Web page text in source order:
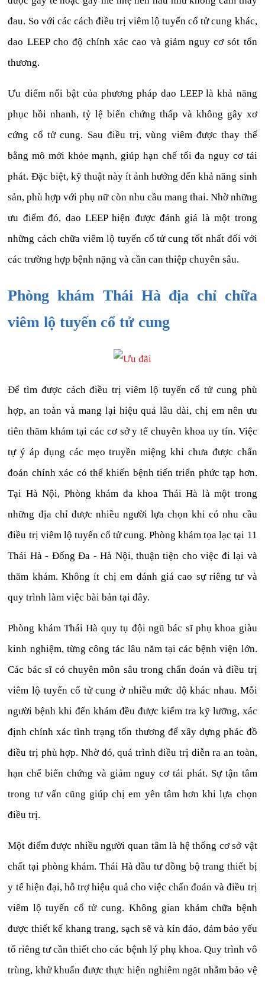
đau. So với các cách điều trị viêm lộ tuyến cổ tử cung khác,
dao LEEP cho độ chính xác cao và giảm nguy cơ sót tổn
thương.
Ưu điểm nổi bật của phương pháp dao LEEP là khả năng
phục hồi nhanh, tỷ lệ biến chứng thấp và không gây xơ
cứng cổ tử cung. Sau điều trị, vùng viêm được thay thế
bằng mô mới khỏe mạnh, giúp hạn chế tối đa nguy cơ tái
phát. Đặc biệt, kỹ thuật này ít ảnh hưởng đến khả năng sinh
sản, phù hợp với phụ nữ còn nhu cầu mang thai. Nhờ những
ưu điểm đó, dao LEEP hiện được đánh giá là một trong
những cách chữa viêm lộ tuyến cổ tử cung tốt nhất đối với
các trường hợp bệnh nặng và cần can thiệp chuyên sâu.
Phòng khám Thái Hà địa chỉ chữa
viêm lộ tuyến cổ tử cung
Để tìm được cách điều trị viêm lộ tuyến cổ tử cung phù
hợp, an toàn và mang lại hiệu quả lâu dài, chị em nên ưu
tiên thăm khám tại các cơ sở y tế chuyên khoa uy tín. Việc
tự ý áp dụng các mẹo truyền miệng khi chưa được chẩn
đoán chính xác có thể khiến bệnh tiến triển phức tạp hơn.
Tại Hà Nội, Phòng khám đa khoa Thái Hà là một trong
những địa chỉ được nhiều người lựa chọn khi có nhu cầu
điều trị viêm lộ tuyến cổ tử cung. Phòng khám tọa lạc tại 11
Thái Hà - Đống Đa - Hà Nội, thuận tiện cho việc đi lại và
thăm khám. Không ít chị em đánh giá cao sự riêng tư và
quy trình làm việc bài bản tại đây.
Phòng khám Thái Hà quy tụ đội ngũ bác sĩ phụ khoa giàu
kinh nghiệm, từng công tác lâu năm tại các bệnh viện lớn.
Các bác sĩ có chuyên môn sâu trong chẩn đoán và điều trị
viêm lộ tuyến cổ tử cung ở nhiều mức độ khác nhau. Mỗi
người bệnh khi đến khám đều được kiểm tra kỹ lưỡng, xác
định chính xác tình trạng tổn thương để xây dựng phác đồ
điều trị phù hợp. Nhờ đó, quá trình điều trị diễn ra an toàn,
hạn chế biến chứng và giảm nguy cơ tái phát. Sự tận tâm
trong tư vấn cũng giúp chị em yên tâm hơn khi lựa chọn
điều trị.
Một điểm được nhiều người quan tâm là hệ thống cơ sở vật
chất tại phòng khám. Thái Hà đầu tư đồng bộ trang thiết bị
y tế hiện đại, hỗ trợ hiệu quả cho việc chẩn đoán và điều trị
viêm lộ tuyến cổ tử cung. Không gian khám chữa bệnh
được thiết kế khang trang, sạch sẽ và kín đáo, đảm bảo yếu
tố riêng tư cần thiết cho các bệnh lý phụ khoa. Quy trình vô
trùng, khử khuẩn được thực hiện nghiêm ngặt nhằm bảo vệ